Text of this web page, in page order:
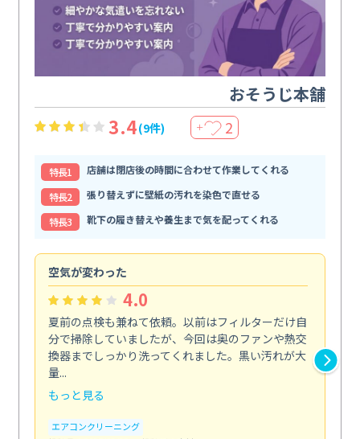
おそうじ本舗
3.4(9件) ＋ 2
特⻑1
店舗は閉店後の時間に合わせて作業してくれる
特⻑2
張り替えずに壁紙の汚れを染色で直せる
特⻑3
靴下の履き替えや養生まで気を配ってくれる
空気が変わった
4.0
夏前の点検も兼ねて依頼。以前はフィルターだけ自
分で掃除していましたが、今回は奥のファンや熱交
換器までしっかり洗ってくれました。黒い汚れが大
量...
もっと見る
エアコンクリーニング